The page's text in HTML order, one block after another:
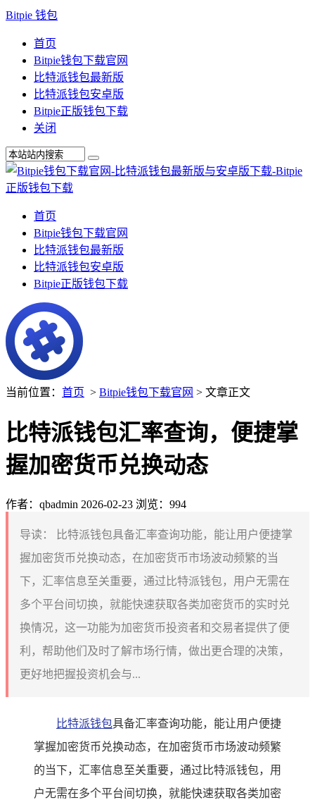
Bitpie 钱包
首页
Bitpie钱包下载官网
比特派钱包最新版
比特派钱包安卓版
Bitpie正版钱包下载
关闭
首页
Bitpie钱包下载官网
比特派钱包最新版
比特派钱包安卓版
Bitpie正版钱包下载
当前位置： 首页 > Bitpie钱包下载官网 > 文章正文
比特派钱包汇率查询，便捷掌
握加密货币兑换动态
作者：qbadmin 2026-02-23 浏览：994
导读：
比特派钱包具备汇率查询功能，能让用户便捷掌
握加密货币兑换动态，在加密货币市场波动频繁的当
下，汇率信息至关重要，通过比特派钱包，用户无需在
多个平台间切换，就能快速获取各类加密货币的实时兑
换情况，这一功能为加密货币投资者和交易者提供了便
利，帮助他们及时了解市场行情，做出更合理的决策，
更好地把握投资机会与...
比特派钱包具备汇率查询功能，能让用户便捷
掌握加密货币兑换动态，在加密货币市场波动频繁
的当下，汇率信息至关重要，通过比特派钱包，用
户无需在多个平台间切换，就能快速获取各类加密